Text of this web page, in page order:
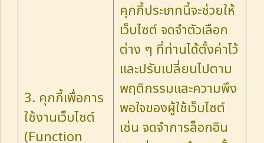
3. คุกกี้เพื่อการ
ใช้งานเว็บไซต์
(Function
คุกกี้ประเภทนี้จะช่วยให้
เว็บไซต์ จดจำตัวเลือก
ต่าง ๆ ที่ท่านได้ตั้งค่าไว้
และปรับเปลี่ยนไปตาม
พฤติกรรมและความพึง
พอใจของผู้ใช้เว็บไซต์
เช่น จดจำการล็อกอิน